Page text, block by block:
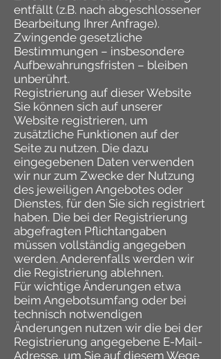
entfällt (z.B. nach abgeschlossener
Bearbeitung Ihrer Anfrage).
Zwingende gesetzliche
Bestimmungen – insbesondere
Aufbewahrungsfristen – bleiben
unberührt.
Registrierung auf dieser Website
Sie können sich auf unserer
Website registrieren, um
zusätzliche Funktionen auf der
Seite zu nutzen. Die dazu
eingegebenen Daten verwenden
wir nur zum Zwecke der Nutzung
des jeweiligen Angebotes oder
Dienstes, für den Sie sich registriert
haben. Die bei der Registrierung
abgefragten Pflichtangaben
müssen vollständig angegeben
werden. Anderenfalls werden wir
die Registrierung ablehnen.
Für wichtige Änderungen etwa
beim Angebotsumfang oder bei
technisch notwendigen
Änderungen nutzen wir die bei der
Registrierung angegebene E-Mail-
Adresse, um Sie auf diesem Wege